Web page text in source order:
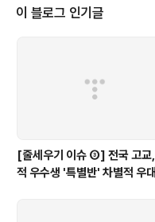
제 없이 공교육 정상화는 있을 수 없
지하철 공익광고 공모에 ‘선행교육
이 블로그 인기글
[줄세우기 이슈 ③] 전국 고교
적 우수생 '특별반' 차별적 우